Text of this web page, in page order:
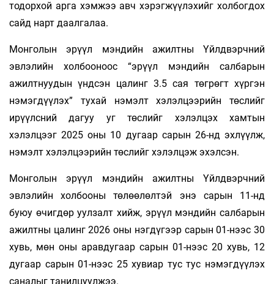
тодорхой арга хэмжээ авч хэрэгжүүлэхийг холбогдох
сайд нарт даалгалаа.
Монголын эрүүл мэндийн ажилтны Үйлдвэрчний
эвлэлийн холбооноос “эрүүл мэндийн салбарын
ажилтнуудын үндсэн цалинг 3.5 сая төгрөгт хүргэн
нэмэгдүүлэх” тухай нэмэлт хэлэлцээрийн төслийг
ирүүлсний дагуу уг төслийг хэлэлцэх хамтын
хэлэлцээг 2025 оны 10 дугаар сарын 26-нд эхлүүлж,
нэмэлт хэлэлцээрийн төслийг хэлэлцэж эхэлсэн.
Монголын эрүүл мэндийн ажилтны Үйлдвэрчний
эвлэлийн холбооны төлөөлөлтэй энэ сарын 11-нд
буюу өчигдөр уулзалт хийж, эрүүл мэндийн салбарын
ажилтны цалинг 2026 оны нэгдүгээр сарын 01-нээс 30
хувь, мөн оны аравдугаар сарын 01-нээс 20 хувь, 12
дугаар сарын 01-нээс 25 хувиар тус тус нэмэгдүүлэх
саналыг танилцуулжээ.